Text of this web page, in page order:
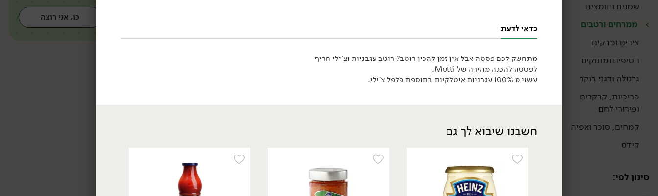
שמנים וחומצים
ממרחים ורטבים
צירים ומרקים
חטיפים ומתוקים
גרנולה ודגני בוקר
פריכיות, קרקרים
ופירורי לחם
קמחים, סוכר ואפיה
קידס
סינון לפי:
כן, אני רוצה
כדאי לדעת
מתחשק לכם פסטה אבל אין זמן להכין רוטב? רוטב עגבניות וצ'ילי חריף
לפסטה להכנה מהירה של Mutti.
עשוי מ 100% עגבניות איטלקיות בתוספת פלפל צ'ילי.
חשבנו שיבוא לך גם